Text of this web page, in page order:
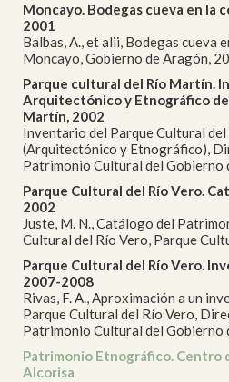
Moncayo. Bodegas cueva en la
2001
Balbas, A., et alii, Bodegas cueva
Moncayo, Gobierno de Aragón,
Parque cultural del Río Martín.
Arquitectónico y Etnográfico
Martín, 2002
Inventario del Parque Cultural
(Arquitectónico y Etnográfico),
Patrimonio Cultural del Gobierno
Parque Cultural del Río Vero.
2002
Juste, M. N., Catálogo del
Cultural del Río Vero, Parque
Parque Cultural del Río Vero.
2007-2008
Rivas, F. A., Aproximación a un
Parque Cultural del Río Vero,
Patrimonio Cultural del
Patrimonio Etnográfico. Centro
Alcorisa